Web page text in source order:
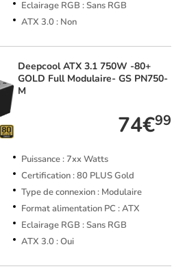
Eclairage RGB : Sans RGB
ATX 3.0 : Non
DeepcoolATX 3.1 750W -80+
GOLD Full Modulaire- GS PN750-
M
74€99
Puissance : 7xx Watts
Certification : 80 PLUS Gold
Type de connexion : Modulaire
Format alimentation PC : ATX
Eclairage RGB : Sans RGB
ATX 3.0 : Oui